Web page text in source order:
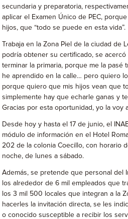
secundaria y preparatoria,
aplicar el Examen Único de PEC,
hijos, que “todo se puede en esta vida”.
Trabaja en la Zona Piel de la ciudad de
podría obtener su certificado, se acercó
terminar la primaria, porque me la pasé
he aprendido en la calle… pero quiero
porque quiero que mis hijos vean que
simplemente hay que echarle ganas y
Gracias por esta oportunidad, yo la voy
Desde hoy y hasta el 17 de junio, el
módulo de información en el Hotel
202 de la colonia Coecillo, con horario
noche, de lunes a sábado.
Además, se pretende que personal del
los alrededor de 6 mil empleados que
los 3 mil 500 locales que integran a la
hacerles la invitación directa, se les
o conocido susceptible a recibir los